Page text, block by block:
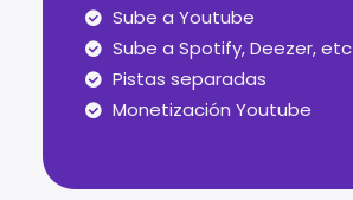
Sube a Youtube
Sube a Spotify, Deezer, etc
Pistas separadas
Monetización Youtube